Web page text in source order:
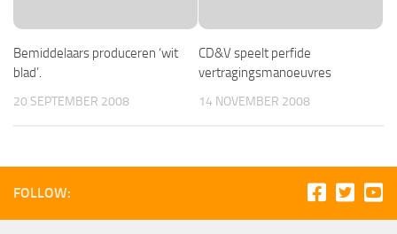
Bemiddelaars produceren ‘wit
blad’.
20 SEPTEMBER 2008
CD&V speelt perfide
vertragingsmanoeuvres
14 NOVEMBER 2008
FOLLOW: